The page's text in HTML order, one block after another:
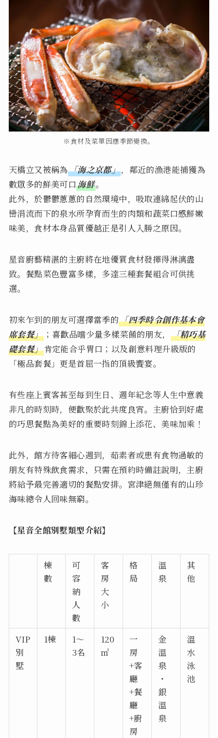
※食材及菜單因應季節變換。
天橋立又被稱為「海之京都」，鄰近的漁港能捕獲為
數眾多的鮮美可口海鮮。
此外，於鬱鬱蔥蔥的自然環境中，吸取連綿起伏的山
巒涓流而下的泉水所孕育而生的肉類和蔬菜口感鮮嫩
味美，食材本身品質優越正是引人入勝之原因。
星音廚藝精湛的主廚將在地優質食材發揮得淋漓盡
致。餐點菜色豐富多樣，多達三種套餐組合可供挑
選。
初來乍到的朋友可選擇當季的「四季時令創作基本會
席套餐」；喜歡品嚐少量多樣菜餚的朋友， 「精巧基
礎套餐」肯定能合乎胃口；以及創意料理升級版的
「極品套餐」更是首屈一指的頂級饗宴。
有些座上賓客甚至每到生日、週年紀念等人生中意義
非凡的時刻時，便歡聚於此共度良宵。主廚恰到好處
的巧思餐點為美好的重要時刻錦上添花、美味加乘！
此外，館方待客細心週到，茹素者或患有食物過敏的
朋友有特殊飲食需求，只需在預約時備註說明，主廚
將給予最完善適切的餐點安排。宮津絕無僅有的山珍
海味總令人回味無窮。
【星音全館別墅類型介紹】
棟
數
可
容
納
人
數
客
房
大
小
格
局
溫
泉
其
他
VIP
別
墅
1棟
1～
3名
120
㎡
一
房
+客
廳
+餐
廳
+廚
房
金
溫
泉
・
銀
溫
泉
溫
水
泳
池